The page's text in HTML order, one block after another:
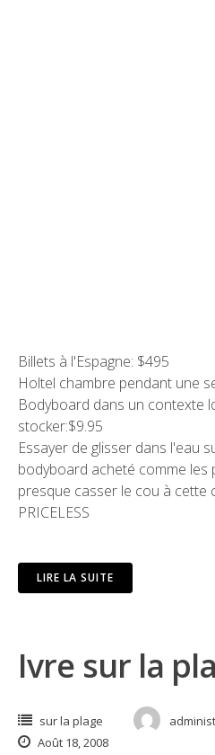
Billets à l'Espagne: $495
Holtel chambre pendant une
Bodyboard dans un contexte
stocker:$9.95
Essayer de glisser dans l'eau
bodyboard acheté comme les
presque casser le cou à cette
PRICELESS
LIRE LA SUITE
Ivre sur la
sur la plage
Août 18, 2008